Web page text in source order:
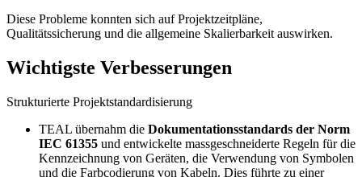
Diese Probleme konnten sich auf Projektzeitpläne,
Qualitätssicherung und die allgemeine Skalierbarkeit auswirken.
Wichtigste Verbesserungen
Strukturierte Projektstandardisierung
TEAL übernahm die Dokumentationsstandards der Norm
IEC 61355 und entwickelte massgeschneiderte Regeln für die
Kennzeichnung von Geräten, die Verwendung von Symbolen
und die Farbcodierung von Kabeln. Dies führte zu einer